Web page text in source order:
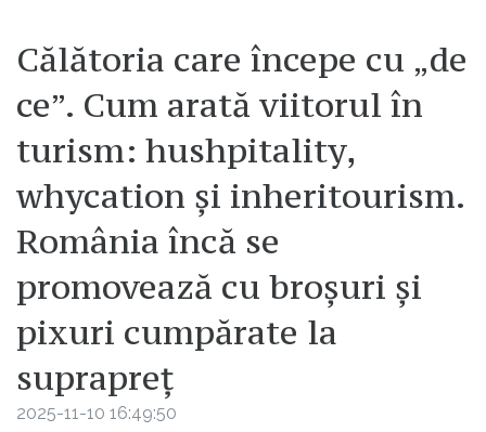
Călătoria care începe cu „de
ce”. Cum arată viitorul în
turism: hushpitality,
whycation și inheritourism.
România încă se
promovează cu broșuri și
pixuri cumpărate la
suprapreț
2025-11-10 16:49:50